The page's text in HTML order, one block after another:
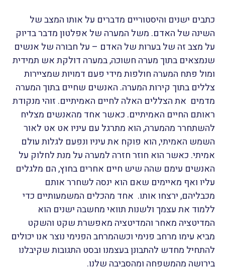
כתבים ישנים והיסטוריים מדברים על אותו המצב של
השינה של האדם. משל המערה של אפלטון מדבר בדיוק
על מצב זה של בערות של האדם – על חבורה של אנשים
שנמצאים בתוך מערה חשוכה, במערה דולקת אש תמידית
ומול פתח המערה חולפות מידי פעם דמויות שמציירות
צללים בתוך קירות המערה. האנשים שחיים בתוך המערה
מדמים את הצללים האלה לחיים האמיתיים. זוהי מנקודת
ראותם החיים האמיתיים. כאשר אחד מהאנשים מצליח
להשתחרר מהמערה, הוא מתרגל עם עיניו אט אט לאור
השמש האמיתי, הוא פוקח את עיניו ונפעם לגלות עולם
אמיתי. כאשר הוא חוזר חזרה למערה על מנת לחלוק על
האנשים עימם שהה שיש חיים אחרים בחוץ, הם מלגלים
עליו ואף מאיימים שאם הוא ינסה לשחרר אותם
מכבליהם, ירצחו אותו. אחד מהכלים המשמעותיים כדי
ללמוד את עצמך ולשנות תוואי מחשבה ישנים הוא
המדיטציה מאחר והמדיטציה מאפשרת שקט והשקט
מביא עימו מרחב פנימי וכשהמרחב הפנימי נוצר אנו יכולים
להתחיל מחדש להתבונן בעצמנו ובסט התגובות שקיבלנו
בירושה מהמשפחה ומהסביבה שלנו.